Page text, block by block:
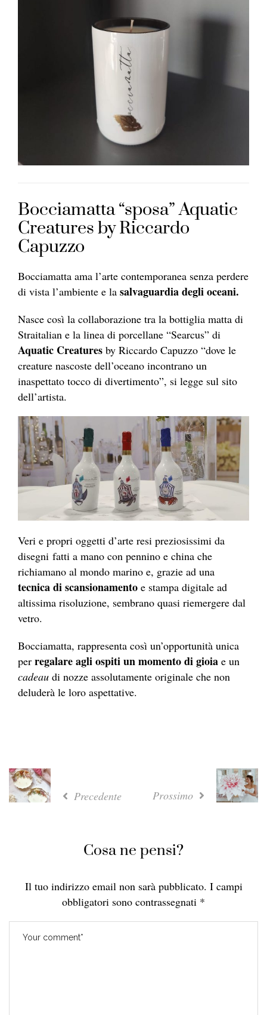
Bocciamatta “sposa” Aquatic
Creatures by Riccardo
Capuzzo
Bocciamatta ama l’arte contemporanea senza perdere
di vista l’ambiente e la salvaguardia degli oceani.
Nasce così la collaborazione tra la bottiglia matta di
Straitalian e la linea di porcellane “Searcus” di
Aquatic Creatures by Riccardo Capuzzo “dove le
creature nascoste dell’oceano incontrano un
inaspettato tocco di divertimento”, si legge sul sito
dell’artista.
Veri e propri oggetti d’arte resi preziosissimi da
disegni fatti a mano con pennino e china che
richiamano al mondo marino e, grazie ad una
tecnica di scansionamento e stampa digitale ad
altissima risoluzione, sembrano quasi riemergere dal
vetro.
Bocciamatta, rappresenta così un’opportunità unica
per regalare agli ospiti un momento di gioia e un
cadeau di nozze assolutamente originale che non
deluderà le loro aspettative.
Precedente Prossimo
Cosa ne pensi?
Il tuo indirizzo email non sarà pubblicato. I campi
obbligatori sono contrassegnati *